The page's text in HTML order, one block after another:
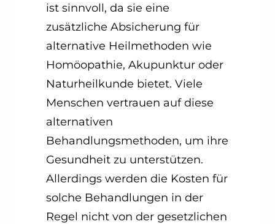
ist sinnvoll, da sie eine
zusätzliche Absicherung für
alternative Heilmethoden wie
Homöopathie, Akupunktur oder
Naturheilkunde bietet. Viele
Menschen vertrauen auf diese
alternativen
Behandlungsmethoden, um ihre
Gesundheit zu unterstützen.
Allerdings werden die Kosten für
solche Behandlungen in der
Regel nicht von der gesetzlichen